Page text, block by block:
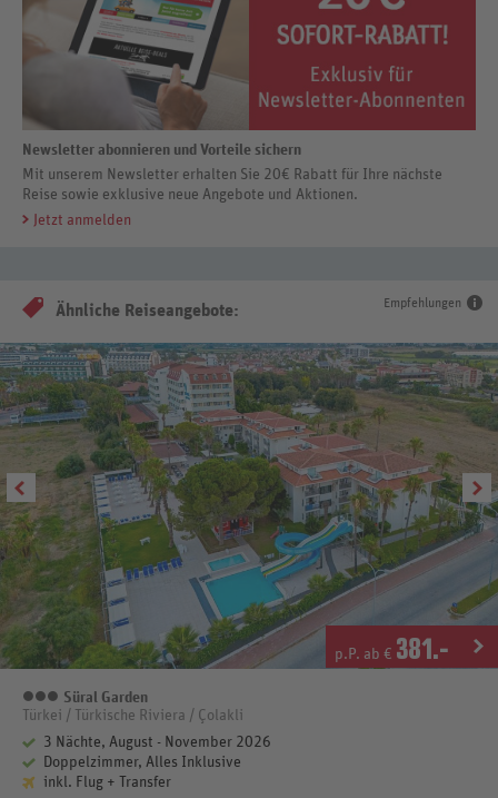
Newsletter abonnieren und Vorteile sichern
Mit unserem Newsletter erhalten Sie 20€ Rabatt für Ihre nächste
Reise sowie exklusive neue Angebote und Aktionen.
Jetzt anmelden
Empfehlungen
Ähnliche Reiseangebote:
p.P. ab € 381.-
3 Sterne
Süral Garden
Türkei / Türkische Riviera / Çolakli
3 Nächte, August - November 2026
Doppelzimmer, Alles Inklusive
inkl. Flug + Transfer